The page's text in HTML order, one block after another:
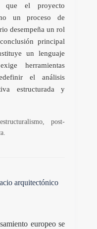
que el proyecto
un proceso de
desempeña un rol
principal
un lenguaje
herramientas
el análisis
estructurada y
post-
arquitectónico
europeo se